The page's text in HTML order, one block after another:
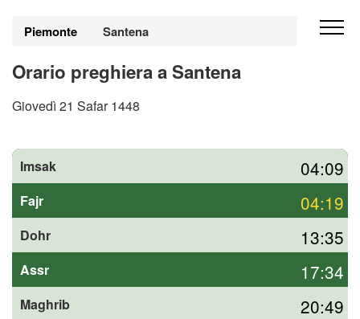
Piemonte Santena
Orario preghiera a Santena
Giovedì 21 Safar 1448
Imsak 04:09
Fajr 04:19
Dohr 13:35
Assr 17:34
Maghrib 20:49